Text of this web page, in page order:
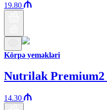
19.80
Körpə yeməkləri
Nutrilak Premium2
14.30